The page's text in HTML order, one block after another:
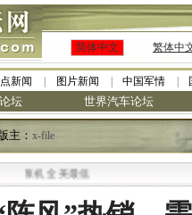
简体中文 繁体中
新闻 图片新闻 中国军情
坛 世界汽车论坛
版主： x-file
全美最低